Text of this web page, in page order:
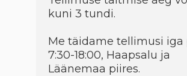
kuni 3 tundi.
Me täidame tellimusi iga
7:30-18:00, Haapsalu ja
Läänemaa piires.